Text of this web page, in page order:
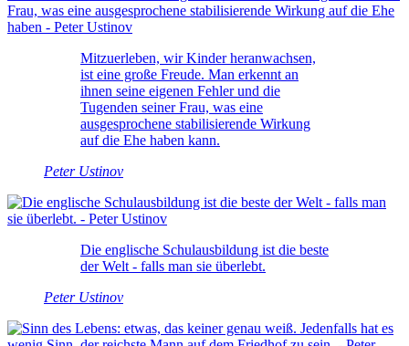
Mitzuerleben, wir Kinder heranwachsen,
ist eine große Freude. Man erkennt an
ihnen seine eigenen Fehler und die
Tugenden seiner Frau, was eine
ausgesprochene stabilisierende Wirkung
auf die Ehe haben kann.
Peter Ustinov
Die englische Schulausbildung ist die beste
der Welt - falls man sie überlebt.
Peter Ustinov